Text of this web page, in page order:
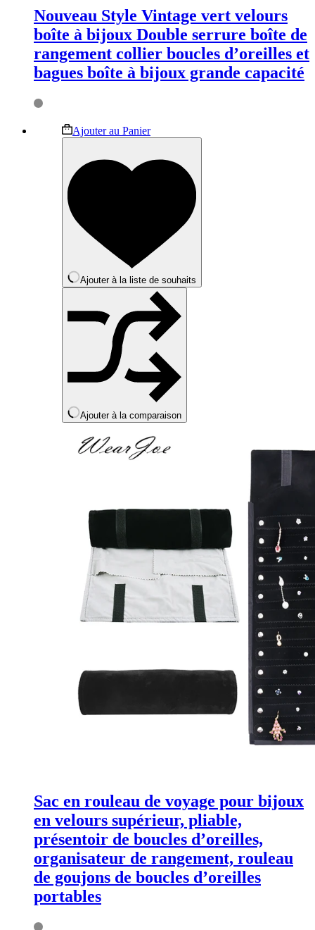
Nouveau Style Vintage vert velours
boîte à bijoux Double serrure boîte de
rangement collier boucles d’oreilles et
bagues boîte à bijoux grande capacité
Ajouter au PanierCe
produit
plusieurs
variations.
choisies
sur
page
du
produit
Ajouter à la liste de souhaits
Ajouter à la comparaison
Sac en rouleau de voyage pour bijoux
en velours supérieur, pliable,
présentoir de boucles d’oreilles,
organisateur de rangement, rouleau
de goujons de boucles d’oreilles
portables